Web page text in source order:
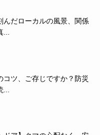
んだローカルの風景、関係
...
コツ、ご存じですか？防災